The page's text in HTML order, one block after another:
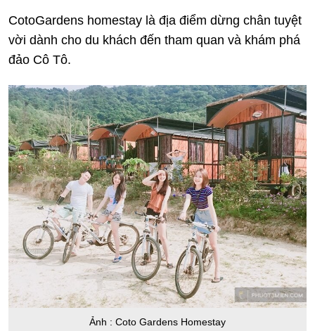
CotoGardens homestay là địa điểm dừng chân tuyệt
vời dành cho du khách đến tham quan và khám phá
đảo Cô Tô.
Ảnh : Coto Gardens Homestay